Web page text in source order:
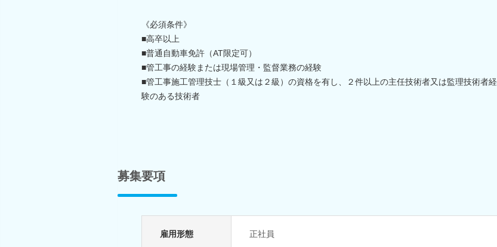
《必須条件》
■高卒以上
■普通自動車免許（AT限定可）
■管工事の経験または現場管理・監督業務の経験
■管工事施工管理技士（１級又は２級）の資格を有し、２件以上の主任技術者又は監理技術者経
験のある技術者
募集要項
雇用形態 正社員